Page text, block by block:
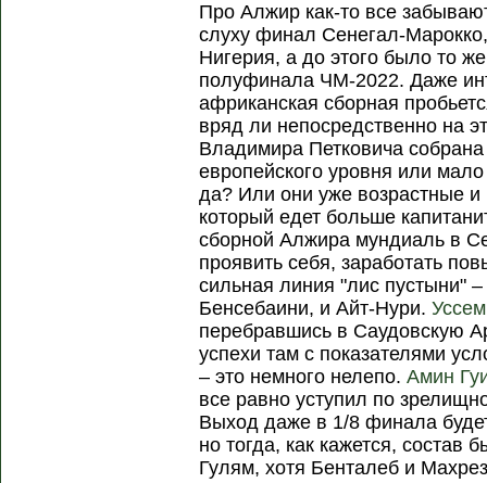
Про Алжир как-то все
слуху финал Сенегал-
Нигерия, а до этого было то
полуфинала ЧМ-2022. Даже
африканская сборная
вряд ли непосредственно на
Владимира Петковича
европейского уровня или
да? Или они уже возрастные
который едет больше
сборной Алжира мундиаль в
проявить себя, заработать
сильная линия "лис пустыни"
Бенсебаини, и Айт-Нури.
перебравшись в Саудовскую
успехи там с показателями
– это немного нелепо.Амин
все равно уступил по
Выход даже в 1/8 финала
но тогда, как кажется,
Гулям, хотя Бенталеб и